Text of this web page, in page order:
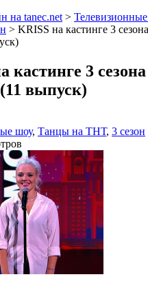
на tanec.net >
> KRISS на кастинге 3
кастинге 3
выпуск)
шоу, Танцы на ТНТ, 3 сезон